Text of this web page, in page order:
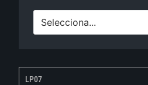
Selecciona...
LP07